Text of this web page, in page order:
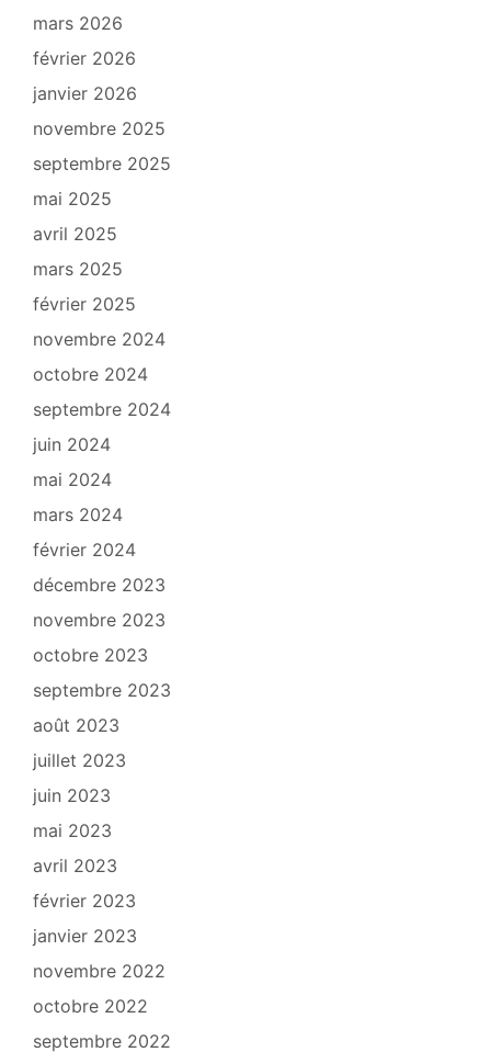
mars 2026
février 2026
janvier 2026
novembre 2025
septembre 2025
mai 2025
avril 2025
mars 2025
février 2025
novembre 2024
octobre 2024
septembre 2024
juin 2024
mai 2024
mars 2024
février 2024
décembre 2023
novembre 2023
octobre 2023
septembre 2023
août 2023
juillet 2023
juin 2023
mai 2023
avril 2023
février 2023
janvier 2023
novembre 2022
octobre 2022
septembre 2022